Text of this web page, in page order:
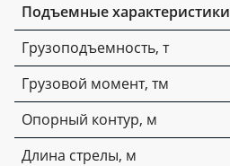
Подъемные характеристики
Грузоподъемность, т
Грузовой момент, тм
Опорный контур, м
Длина стрелы, м